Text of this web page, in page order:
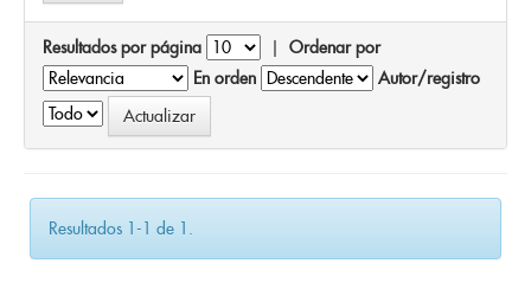
Resultados por página | Ordenar por
En orden
Autor/registro
Resultados 1-1 de 1.